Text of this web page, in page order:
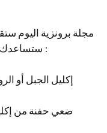
مجلة برونزية اليوم
ستساعدك حتى تتخلصي من الصداع بطريقة آمنة:
إكليل الجبل أو
ضعي حفنة من